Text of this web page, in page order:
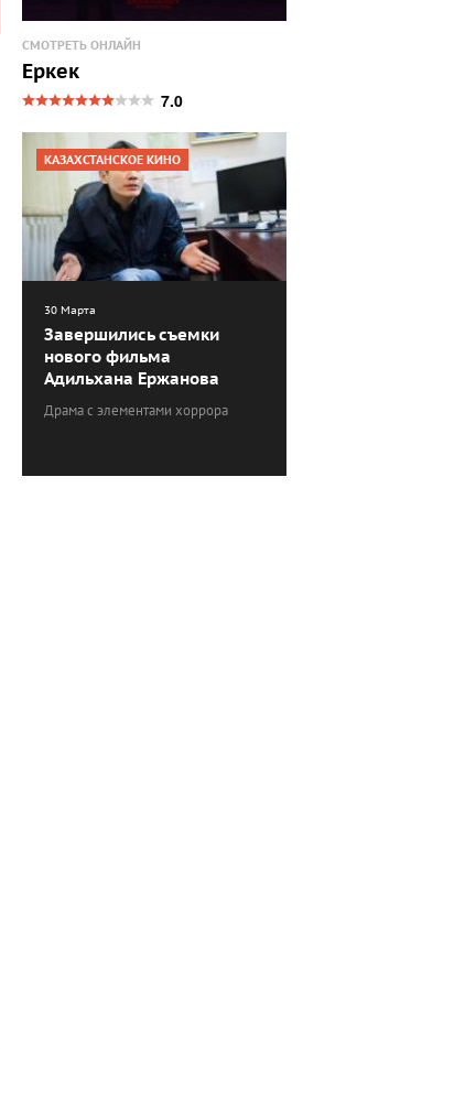
СМОТРЕТЬ ОНЛАЙН
Еркек
7.0
КАЗАХСТАНСКОЕ КИНО
30 Марта
Завершились съемки
нового фильма
Адильхана Ержанова
Драма с элементами хоррора